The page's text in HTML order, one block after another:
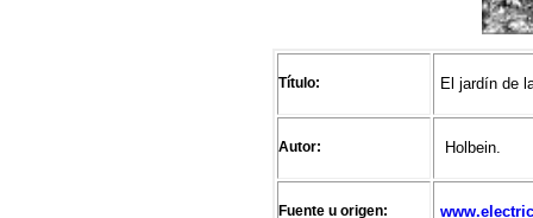
Título: El jardín de
Autor: Holbein.
Fuente u origen: